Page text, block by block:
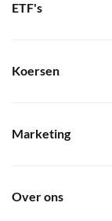
ETF's
Koersen
Marketing
Over ons